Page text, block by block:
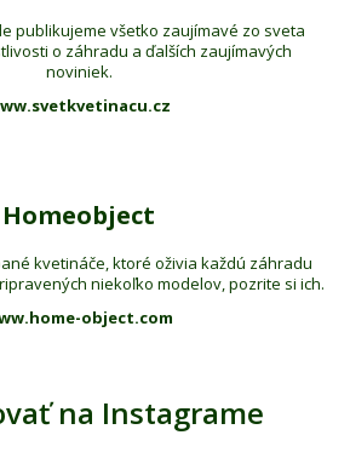
publikujeme všetko zaujímavé zo sveta
o záhradu a ďalších zaujímavých
noviniek.
Homeobject
kvetináče, ktoré oživia každú záhradu
niekoľko modelov, pozrite si ich.
object.com
na Instagrame